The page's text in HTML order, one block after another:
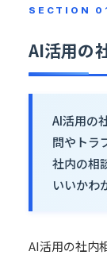
AI活用の
AI活用の
問やトラ
社内の相
いいかわ
AI活用の社内